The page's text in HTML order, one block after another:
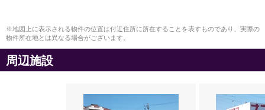
※地図上に表示される物件の位置は付近住所に所在することを表すものであり、実際の
物件所在地とは異なる場合がございます。
周辺施設